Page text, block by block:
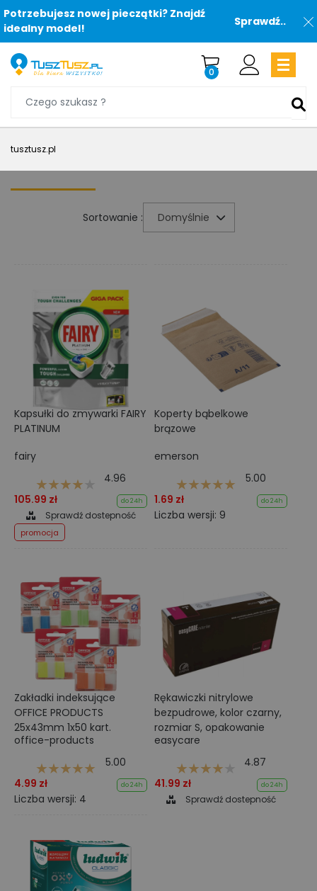
Potrzebujesz nowej pieczątki? Znajdź
idealny model!
Sprawdź..
0
tusztusz.pl
Sortowanie : Domyślnie
Kapsułki do zmywarki FAIRY
PLATINUM
fairy
4.96
105.99 zł
do 24h
Sprawdź dostepność
promocja
Koperty bąbelkowe
brązowe
emerson
5.00
1.69 zł
do 24h
Liczba wersji: 9
Zakładki indeksujące
OFFICE PRODUCTS
25x43mm 1x50 kart.
office-products
5.00
4.99 zł
do 24h
Liczba wersji: 4
Rękawiczki nitrylowe
bezpudrowe, kolor czarny,
rozmiar S, opakowanie
zawiera 100 sztuk, marka
easycare
4.87
41.99 zł
do 24h
Sprawdź dostepność